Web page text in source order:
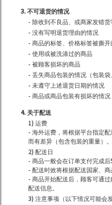
3. 不可退货的情况
- 除收到不良品、或商家发错
- 没有写明退货理由的情况
- 商品的标签、价格标签被撕开
- 使用或被洗涤过的商品
- 被顾客损坏的商品
- 丢失商品包装的情况（包装袋
- 未遵守上述退货日期的情况
- 商品或商品包装有损坏的情况
4. 关于配送
1) 运费
- 海外运费，将根据平台指定
而有差异（包含包装的重量）。
2) 配送日
- 商品一般会在订单支付完成后
- 配送时效将根据配送国家、商
- 商品开始配送后，顾客可通过
配送信息。
3) 注意事项（以下情况可能会